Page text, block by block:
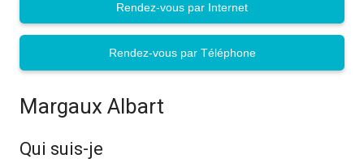
Margaux Albart
Qui suis-je
Rendez-vous par Internet
Rendez-vous par Téléphone